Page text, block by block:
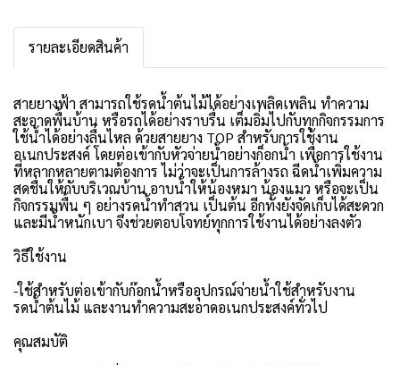
รายละเอียดสินค้า
สายยางฟ้า สามารถใช้รดน้ำต้นไม้ได้อย่างเพลิดเพลิน ทำความ
สะอาดพื้นบ้าน หรือรถได้อย่างราบรื่น เต็มอิ่มไปกับทุกกิจกรรมการ
ใช้น้ำได้อย่างลื่นไหล ด้วยสายยาง TOP สำหรับการใช้งาน
อเนกประสงค์ โดยต่อเข้ากับหัวจ่ายน้ำอย่างก็อกน้ำ เพื่อการใช้งาน
ที่หลากหลายตามต้องการ ไม่ว่าจะเป็นการล้างรถ ฉีดน้ำเพิ่มความ
สดชื่นให้กับบริเวณบ้าน อาบน้ำให้น้องหมา น้องแมว หรือจะเป็น
กิจกรรมพื้น ๆ อย่างรดน้ำทำสวน เป็นต้น อีกทั้งยังจัดเก็บได้สะดวก
และมีน้ำหนักเบา จึงช่วยตอบโจทย์ทุกการใช้งานได้อย่างลงตัว
วิธีใช้งาน
-ใช้สำหรับต่อเข้ากับก๊อกน้ำหรืออุปกรณ์จ่ายน้ำใช้สำหรับงาน
รดน้ำต้นไม้ และงานทำความสะอาดอเนกประสงค์ทั่วไป
คุณสมบัติ